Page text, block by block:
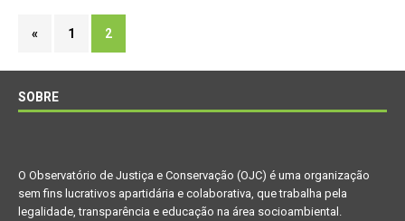
« 1 2
SOBRE
O Observatório de Justiça e Conservação (OJC) é uma organização
sem fins lucrativos apartidária e colaborativa, que trabalha pela
legalidade, transparência e educação na área socioambiental.